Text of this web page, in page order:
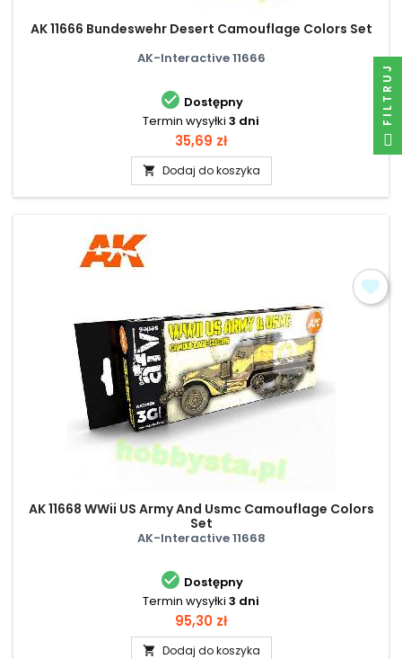
AK 11666 Bundeswehr Desert Camouflage Colors Set
AK-Interactive 11666
 Dostępny
Termin wysyłki 3 dni
Cena
35,69 zł
 Dodaj do koszyka
AK 11668 WWii US Army And Usmc Camouflage Colors
Set
AK-Interactive 11668
 Dostępny
Termin wysyłki 3 dni
Cena
95,30 zł
 Dodaj do koszyka
FILTRUJ